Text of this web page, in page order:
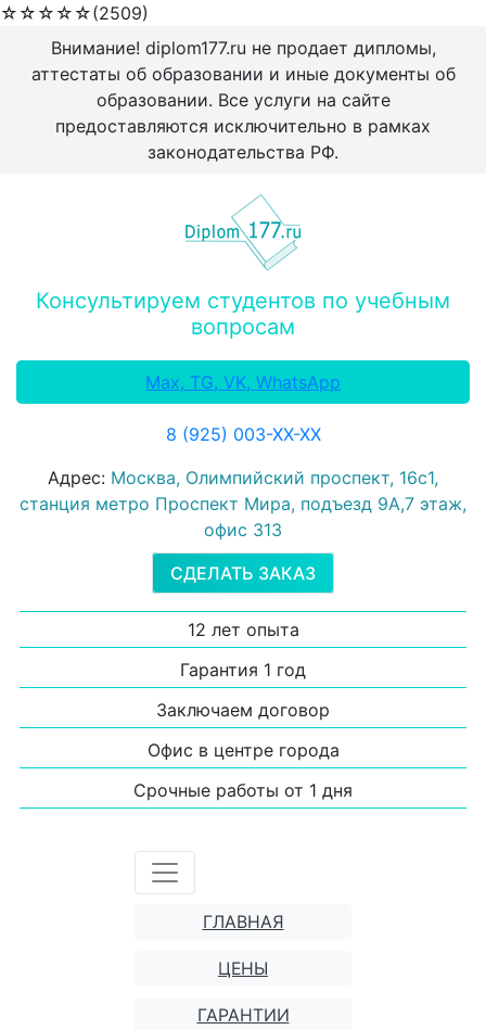
☆ ☆ ☆ ☆ ☆(2509)
Внимание! diplom177.ru не продает дипломы,
аттестаты об образовании и иные документы об
образовании. Все услуги на сайте
предоставляются исключительно в рамках
законодательства РФ.
Консультируем студентов по учебным
вопросам
Max, TG, VK, WhatsApp
8 (925) 003-ХХ-ХХ
Адрес: Москва, Олимпийский проспект, 16с1,
станция метро Проспект Мира, подъезд 9А,7 этаж,
офис 313
СДЕЛАТЬ ЗАКАЗ
12 лет опыта
Гарантия 1 год
Заключаем договор
Офис в центре города
Срочные работы от 1 дня
ГЛАВНАЯ
ЦЕНЫ
ГАРАНТИИ